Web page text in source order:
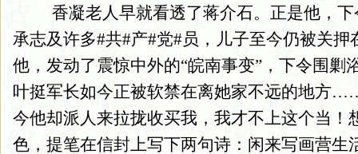
香凝老人早就看透了蒋介石。正是他，下
承志及许多#共#产#党#员，儿子至今仍被关押
他，发动了震惊中外的“皖南事变”，下令围剿
叶挺军长如今正被软禁在离她家不远的地方
今他却派人来拉拢收买我，我才不上这个当！
色，提笔在信封上写下两句诗：闲来写画营生